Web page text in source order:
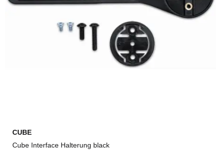
CUBE
Cube Interface Halterung black